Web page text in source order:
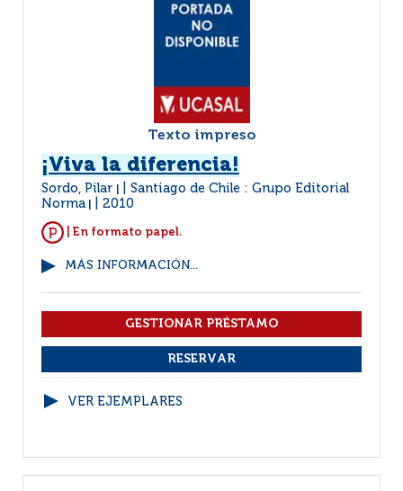
Texto impreso
¡Viva la diferencia!
Sordo, Pilar
Santiago de Chile : Grupo Editorial
Norma
2010
| En formato papel.
MÁS INFORMACIÓN...
VER EJEMPLARES